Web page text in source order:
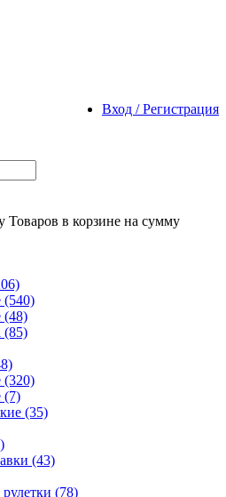
Вход / Регистрация
Товаров в корзине на сумму
(540)
(48)
(85)
(320)
(7)
(35)
(43)
(78)